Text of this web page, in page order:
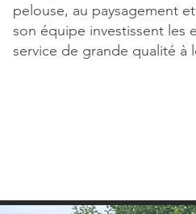
pelouse, au paysagement
son équipe investissent les
service de grande qualité à